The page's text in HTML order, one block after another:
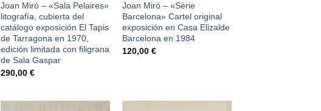
Joan Miró – «Sala Pelaires»
litografía, cubierta del
catálogo exposición El Tapis
de Tarragona en 1970,
edición limitada con filigrana
de Sala Gaspar
290,00 €
Joan Miró – «Sèrie
Barcelona» Cartel original
exposición en Casa Elizalde
Barcelona en 1984
120,00 €